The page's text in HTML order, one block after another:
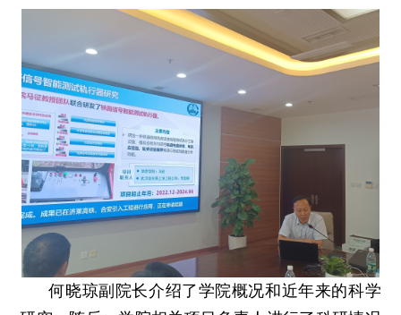
何晓琼副院长介绍了学院概况和近年来的科学